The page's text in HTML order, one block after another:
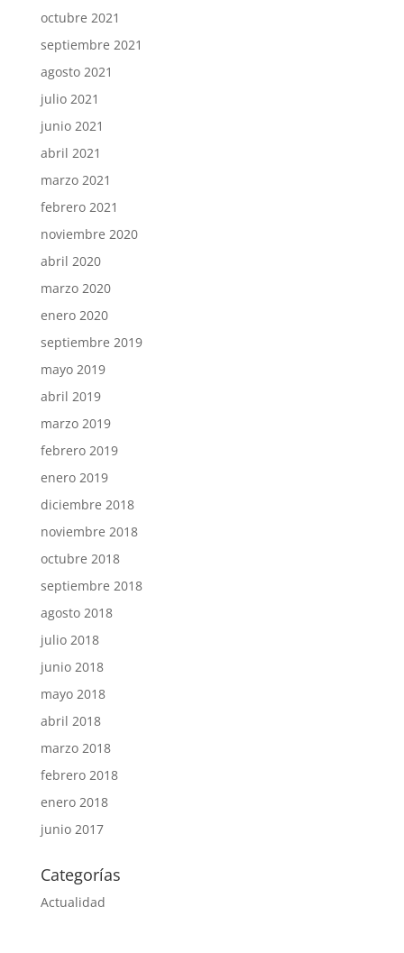
octubre 2021
septiembre 2021
agosto 2021
julio 2021
junio 2021
abril 2021
marzo 2021
febrero 2021
noviembre 2020
abril 2020
marzo 2020
enero 2020
septiembre 2019
mayo 2019
abril 2019
marzo 2019
febrero 2019
enero 2019
diciembre 2018
noviembre 2018
octubre 2018
septiembre 2018
agosto 2018
julio 2018
junio 2018
mayo 2018
abril 2018
marzo 2018
febrero 2018
enero 2018
junio 2017
Categorías
Actualidad